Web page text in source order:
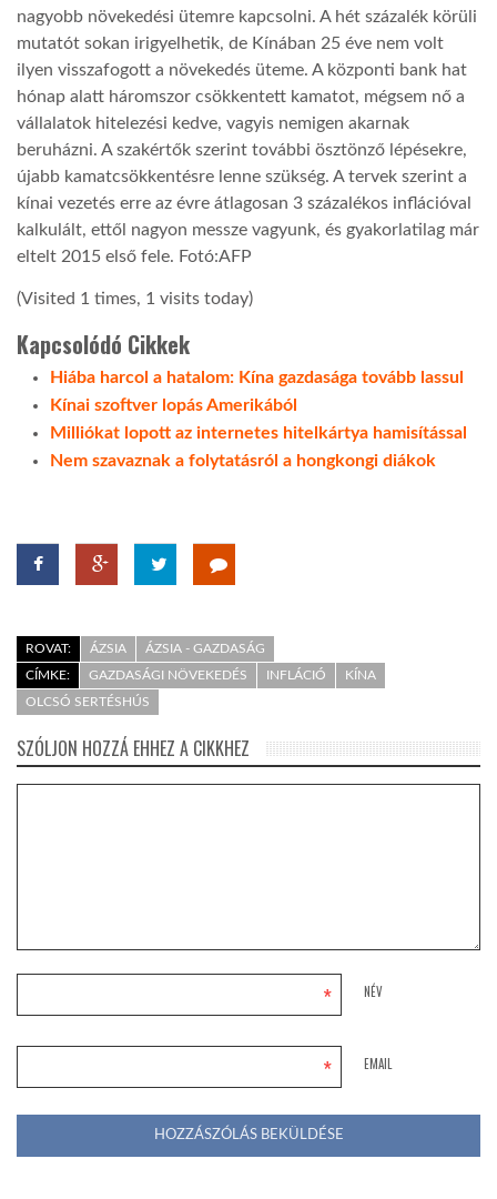
nagyobb növekedési ütemre kapcsolni. A hét százalék körüli
mutatót sokan irigyelhetik, de Kínában 25 éve nem volt
ilyen visszafogott a növekedés üteme. A központi bank hat
hónap alatt háromszor csökkentett kamatot, mégsem nő a
vállalatok hitelezési kedve, vagyis nemigen akarnak
beruházni. A szakértők szerint további ösztönző lépésekre,
újabb kamatcsökkentésre lenne szükség. A tervek szerint a
kínai vezetés erre az évre átlagosan 3 százalékos inflációval
kalkulált, ettől nagyon messze vagyunk, és gyakorlatilag már
eltelt 2015 első fele. Fotó:AFP
(Visited 1 times, 1 visits today)
Kapcsolódó Cikkek
Hiába harcol a hatalom: Kína gazdasága tovább lassul
Kínai szoftver lopás Amerikából
Milliókat lopott az internetes hitelkártya hamisítással
Nem szavaznak a folytatásról a hongkongi diákok
ROVAT: ÁZSIA
ÁZSIA - GAZDASÁG
CÍMKE:
GAZDASÁGI NÖVEKEDÉS INFLÁCIÓ
KÍNA
OLCSÓ SERTÉSHÚS
SZÓLJON HOZZÁ EHHEZ A CIKKHEZ
NÉV
*
EMAIL
*